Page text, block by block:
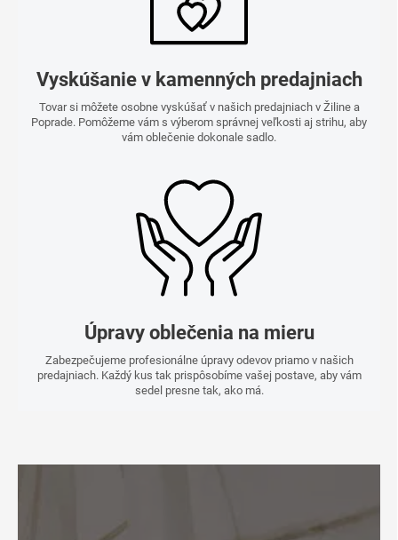
Vyskúšanie v kamenných predajniach
Tovar si môžete osobne vyskúšať v našich predajniach v Žiline a
Poprade. Pomôžeme vám s výberom správnej veľkosti aj strihu, aby
vám oblečenie dokonale sadlo.
Úpravy oblečenia na mieru
Zabezpečujeme profesionálne úpravy odevov priamo v našich
predajniach. Každý kus tak prispôsobíme vašej postave, aby vám
sedel presne tak, ako má.